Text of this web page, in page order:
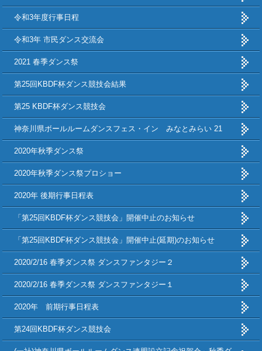
令和3年度行事日程
令和3年 市民ダンス交流会
2021 春季ダンス祭
第25回KBDF杯ダンス競技会結果
第25 KBDF杯ダンス競技会
神奈川県ボールルームダンスフェス・イン みなとみらい 21
2020年秋季ダンス祭
2020年秋季ダンス祭プロショー
2020年 後期行事日程表
「第25回KBDF杯ダンス競技会」開催中止のお知らせ
「第25回KBDF杯ダンス競技会」開催中止(延期)のお知らせ
2020/2/16 春季ダンス祭 ダンスファンタジー２
2020/2/16 春季ダンス祭 ダンスファンタジー１
2020年 前期行事日程表
第24回KBDF杯ダンス競技会